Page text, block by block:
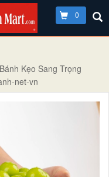
0
Kẹo Sang Trọng
net-vn